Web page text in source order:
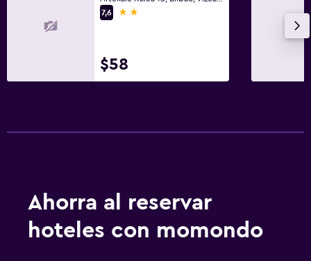
Fax/fotocopiadora
7,6
2 estrellas
$58
Ahorra al reservar
hoteles con momondo